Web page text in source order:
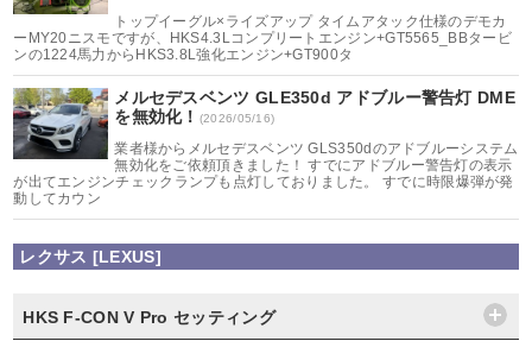
トップイーグル×ライズアップ タイムアタック仕様のデモカ
ーMY20ニスモですが、HKS4.3Lコンプリートエンジン+GT5565_BBタービ
ンの1224馬力からHKS3.8L強化エンジン+GT900タ
メルセデスベンツ GLE350d アドブルー警告灯 DME
を無効化！ (2026/05/16)
業者様からメルセデスベンツ GLS350dのアドブルーシステム
無効化をご依頼頂きました！ すでにアドブルー警告灯の表示
が出てエンジンチェックランプも点灯しておりました。 すでに時限爆弾が発
動してカウン
レクサス [LEXUS]
HKS F-CON V Pro セッティング